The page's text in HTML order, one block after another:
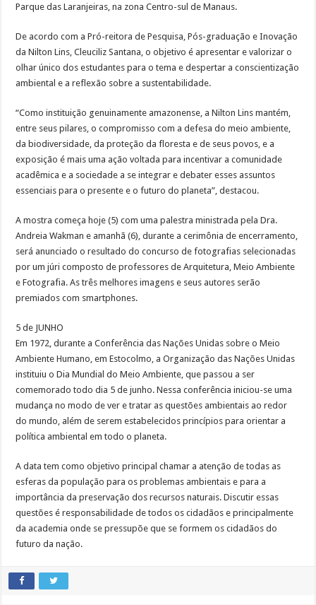
Parque das Laranjeiras, na zona Centro-sul de Manaus.
De acordo com a Pró-reitora de Pesquisa, Pós-graduação e Inovação
da Nilton Lins, Cleuciliz Santana, o objetivo é apresentar e valorizar o
olhar único dos estudantes para o tema e despertar a conscientização
ambiental e a reflexão sobre a sustentabilidade.
“Como instituição genuinamente amazonense, a Nilton Lins mantém,
entre seus pilares, o compromisso com a defesa do meio ambiente,
da biodiversidade, da proteção da floresta e de seus povos, e a
exposição é mais uma ação voltada para incentivar a comunidade
acadêmica e a sociedade a se integrar e debater esses assuntos
essenciais para o presente e o futuro do planeta”, destacou.
A mostra começa hoje (5) com uma palestra ministrada pela Dra.
Andreia Wakman e amanhã (6), durante a cerimônia de encerramento,
será anunciado o resultado do concurso de fotografias selecionadas
por um júri composto de professores de Arquitetura, Meio Ambiente
e Fotografia. As três melhores imagens e seus autores serão
premiados com smartphones.
5 de JUNHO
Em 1972, durante a Conferência das Nações Unidas sobre o Meio
Ambiente Humano, em Estocolmo, a Organização das Nações Unidas
instituiu o Dia Mundial do Meio Ambiente, que passou a ser
comemorado todo dia 5 de junho. Nessa conferência iniciou-se uma
mudança no modo de ver e tratar as questões ambientais ao redor
do mundo, além de serem estabelecidos princípios para orientar a
política ambiental em todo o planeta.
A data tem como objetivo principal chamar a atenção de todas as
esferas da população para os problemas ambientais e para a
importância da preservação dos recursos naturais. Discutir essas
questões é responsabilidade de todos os cidadãos e principalmente
da academia onde se pressupõe que se formem os cidadãos do
futuro da nação.